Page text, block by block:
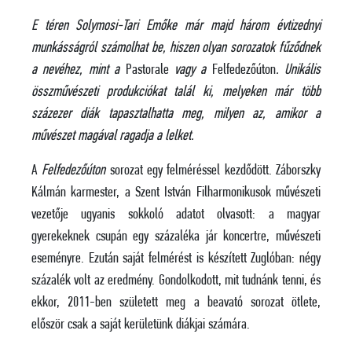
E téren Solymosi-Tari Emőke már majd három évtizednyi
munkásságról számolhat be, hiszen olyan sorozatok fűződnek
a nevéhez, mint a Pastorale vagy a Felfedezőúton. Unikális
összművészeti produkciókat talál ki, melyeken már több
százezer diák tapasztalhatta meg, milyen az, amikor a
művészet magával ragadja a lelket.
A Felfedezőútonsorozat egy felméréssel kezdődött. Záborszky
Kálmán karmester, a Szent István Filharmonikusok művészeti
vezetője ugyanis sokkoló adatot olvasott: a magyar
gyerekeknek csupán egy százaléka jár koncertre, művészeti
eseményre. Ezután saját felmérést is készített Zuglóban: négy
százalék volt az eredmény. Gondolkodott, mit tudnánk tenni, és
ekkor, 2011-ben született meg a beavató sorozat ötlete,
először csak a saját kerületünk diákjai számára.